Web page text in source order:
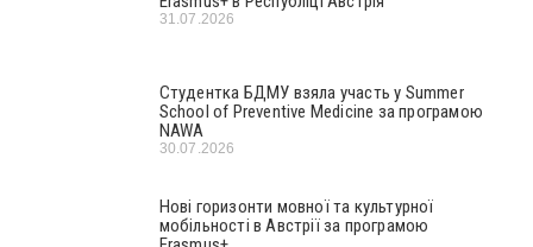
31.07.2026
Студентка БДМУ взяла участь у Summer
School of Preventive Medicine за програмою
NAWA
30.07.2026
Нові горизонти мовної та культурної
мобільності в Австрії за програмою